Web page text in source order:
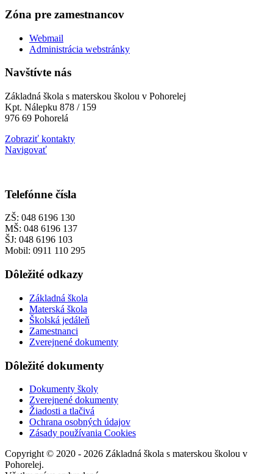
Zóna pre zamestnancov
Webmail
Administrácia webstránky
Navštívte nás
Základná škola s materskou školou v Pohorelej
Kpt. Nálepku 878 / 159
976 69 Pohorelá
Zobraziť kontakty
Navigovať
Telefónne čísla
ZŠ: 048 6196 130
MŠ: 048 6196 137
ŠJ: 048 6196 103
Mobil: 0911 110 295
Dôležité odkazy
Základná škola
Materská škola
Školská jedáleň
Zamestnanci
Zverejnené dokumenty
Dôležité dokumenty
Dokumenty školy
Zverejnené dokumenty
Žiadosti a tlačivá
Ochrana osobných údajov
Zásady používania Cookies
Copyright © 2020 - 2026 Základná škola s materskou školou v
Pohorelej.